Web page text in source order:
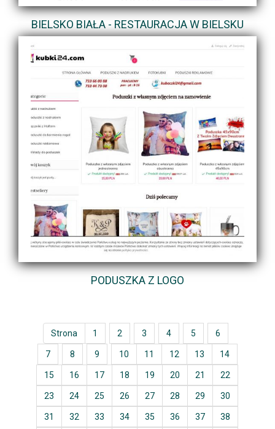
BIELSKO BIAŁA - RESTAURACJA W BIELSKU
PODUSZKA Z LOGO
Strona 1 2 3 4 5 6
7 8 9 10 11 12 13 14
15 16 17 18 19 20 21 22
23 24 25 26 27 28 29 30
31 32 33 34 35 36 37 38